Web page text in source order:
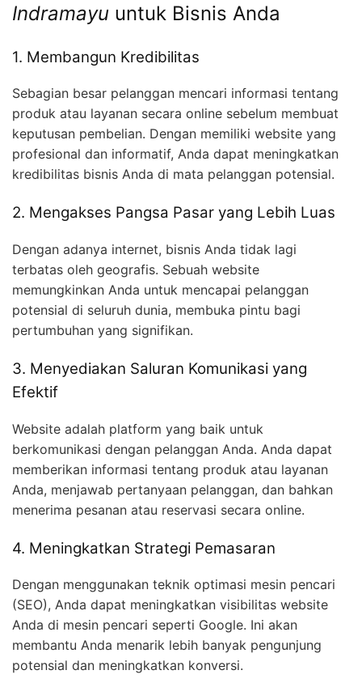
Indramayu untuk Bisnis Anda
1. Membangun Kredibilitas
Sebagian besar pelanggan mencari informasi tentang
produk atau layanan secara online sebelum membuat
keputusan pembelian. Dengan memiliki website yang
profesional dan informatif, Anda dapat meningkatkan
kredibilitas bisnis Anda di mata pelanggan potensial.
2. Mengakses Pangsa Pasar yang Lebih Luas
Dengan adanya internet, bisnis Anda tidak lagi
terbatas oleh geografis. Sebuah website
memungkinkan Anda untuk mencapai pelanggan
potensial di seluruh dunia, membuka pintu bagi
pertumbuhan yang signifikan.
3. Menyediakan Saluran Komunikasi yang
Efektif
Website adalah platform yang baik untuk
berkomunikasi dengan pelanggan Anda. Anda dapat
memberikan informasi tentang produk atau layanan
Anda, menjawab pertanyaan pelanggan, dan bahkan
menerima pesanan atau reservasi secara online.
4. Meningkatkan Strategi Pemasaran
Dengan menggunakan teknik optimasi mesin pencari
(SEO), Anda dapat meningkatkan visibilitas website
Anda di mesin pencari seperti Google. Ini akan
membantu Anda menarik lebih banyak pengunjung
potensial dan meningkatkan konversi.